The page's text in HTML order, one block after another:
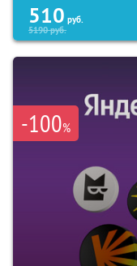
510 руб.
5190руб.
-100%